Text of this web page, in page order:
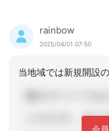
rainbow
2025/04/01 07:50
会